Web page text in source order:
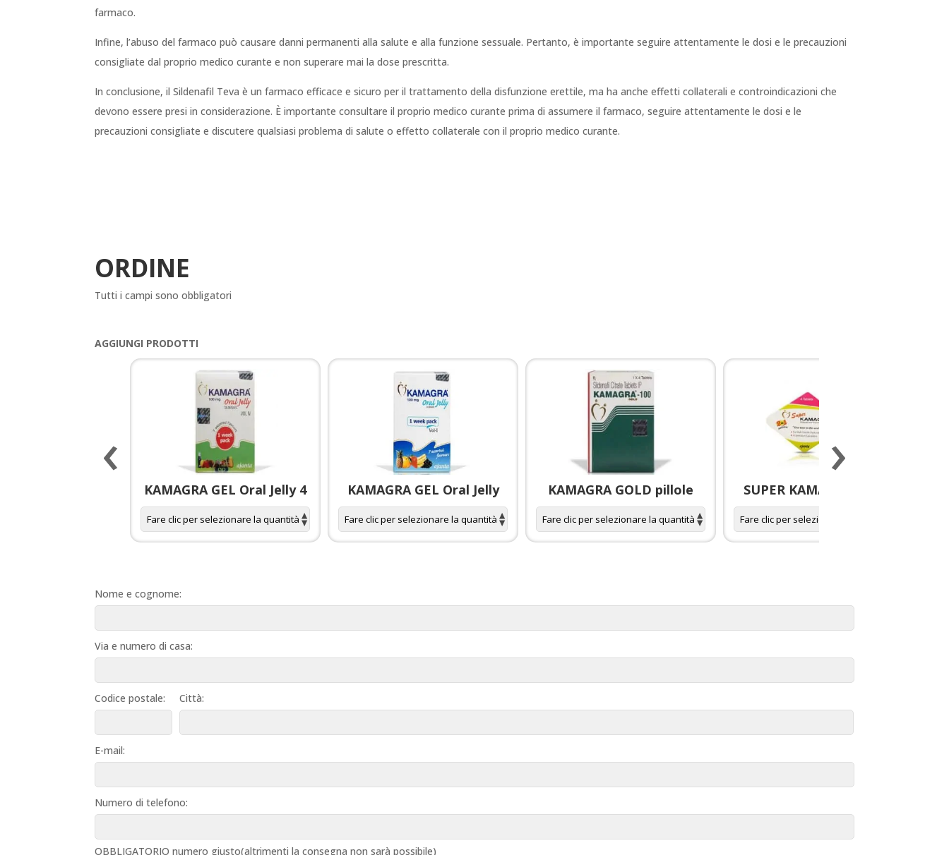
farmaco.
Infine, l’abuso del farmaco può causare danni permanenti alla salute e alla funzione sessuale. Pertanto, è importante seguire attentamente le dosi e le precauzioni
consigliate dal proprio medico curante e non superare mai la dose prescritta.
In conclusione, il Sildenafil Teva è un farmaco efficace e sicuro per il trattamento della disfunzione erettile, ma ha anche effetti collaterali e controindicazioni che
devono essere presi in considerazione. È importante consultare il proprio medico curante prima di assumere il farmaco, seguire attentamente le dosi e le
precauzioni consigliate e discutere qualsiasi problema di salute o effetto collaterale con il proprio medico curante.
ORDINE
Tutti i campi sono obbligatori
AGGIUNGI PRODOTTI
KAMAGRA GEL Oral Jelly 4 KAMAGRA GEL Oral Jelly KAMAGRA GOLD pillole SUPER KAMAGRA pillole
‹ ›
Nome e cognome:
Via e numero di casa:
Codice postale: Città:
E-mail:
Numero di telefono:
OBBLIGATORIO numero giusto(altrimenti la consegna non sarà possibile)